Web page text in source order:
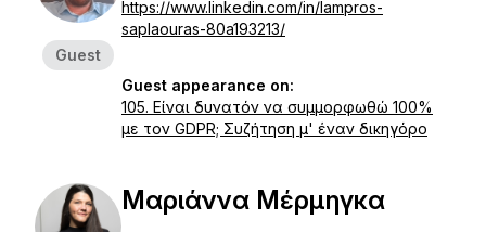
Guest
https://www.linkedin.com/in/lampros-
saplaouras-80a193213/
Guest appearance on:
105. Είναι δυνατόν να συμμορφωθώ 100%
με τον GDPR; Συζήτηση μ' έναν δικηγόρο
Μαριάννα Μέρμηγκα